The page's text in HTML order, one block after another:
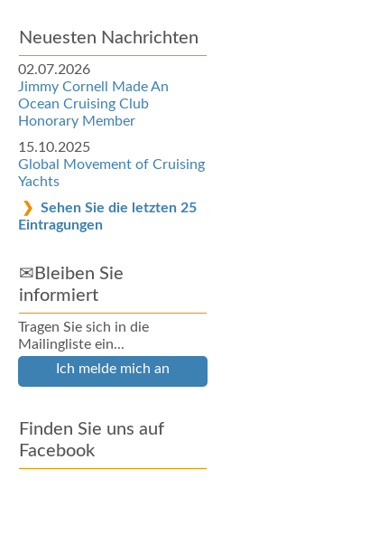
Neuesten Nachrichten
02.07.2026
Jimmy Cornell Made An
Ocean Cruising Club
Honorary Member
15.10.2025
Global Movement of Cruising
Yachts
Sehen Sie die letzten 25
Eintragungen
✉Bleiben Sie
informiert
Tragen Sie sich in die
Mailingliste ein...
Ich melde mich an
Finden Sie uns auf
Facebook